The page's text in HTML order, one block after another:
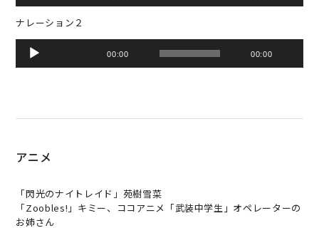
ー
レ
ー
ー
ナレーション２
ヤ
00:00 00:00
アニメ
「閃光のナイ ト レイ ド 」 苑樹雪菜
「Zoobles! 」 キ ミー、 ココアニメ 「武装中学生 」 オペ レーターの
お姉さん